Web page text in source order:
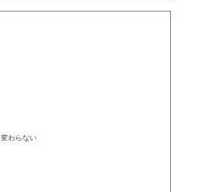
わらない